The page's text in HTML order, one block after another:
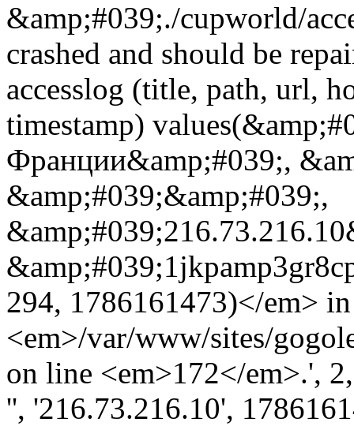
&amp;#039;./cupworld/
crashed and should be
accesslog (title, path, url,
timestamp)
Франции&amp;#039;,
&amp;#039;&amp;#039;,
294, 1786161473)</em> in
<em>/var/www/sites/
on line <em>172</em>.',
'', '216.73.216.10',